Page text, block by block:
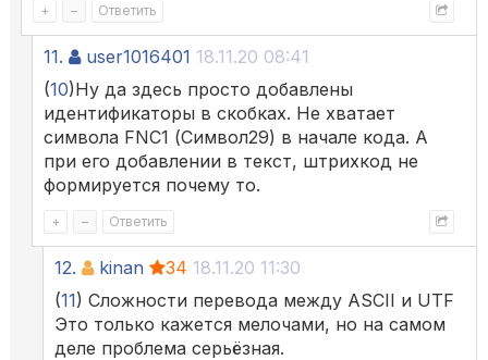
+ – Ответить
11. user1016401 18.11.20 08:41
(10)Ну да здесь просто добавлены
идентификаторы в скобках. Не хватает
символа FNC1 (Символ29) в начале кода. А
при его добавлении в текст, штрихкод не
формируется почему то.
+ – Ответить
12. kinan 34 18.11.20 11:30
(11) Сложности перевода между ASCII и UTF
Это только кажется мелочами, но на самом
деле проблема серьёзная.